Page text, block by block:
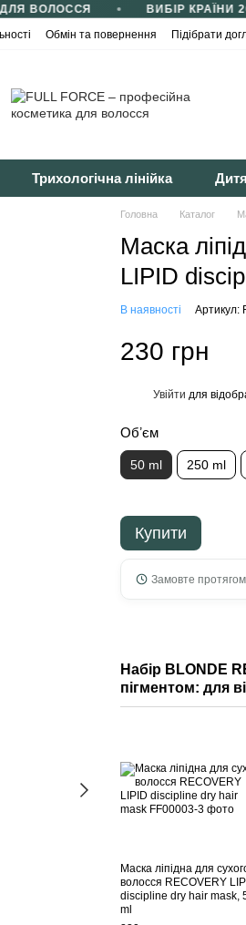
ВОЛОССЯ ВИБІР КРАЇНИ
Обмін та повернення Підібрати
Трихологічна лінійка
Головна Каталог
Маска
LIPID
В наявності Артикул:
230 грн
Увійти для
Обʼєм
50 ml 250 ml
Купити
Замовте протягом
Набір BLONDE
пігментом: для
Маска ліпідна для
волосся RECOVERY
discipline dry hair mask,
ml